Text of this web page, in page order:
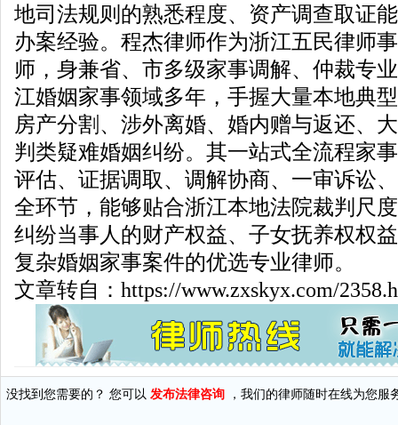
地司法规则的熟悉程度、资产调查取证
办案经验。程杰律师作为浙江五民律师
师，身兼省、市多级家事调解、仲裁专
江婚姻家事领域多年，手握大量本地典
房产分割、涉外离婚、婚内赠与返还、
判类疑难婚姻纠纷。其一站式全流程家
评估、证据调取、调解协商、一审诉讼
全环节，能够贴合浙江本地法院裁判尺
纠纷当事人的财产权益、子女抚养权权
复杂婚姻家事案件的优选专业律师。
文章转自：https://www.zxskyx.com/
没找到您需要的？ 您可以 发布法律咨询 ，我们的律师随时在线为您服